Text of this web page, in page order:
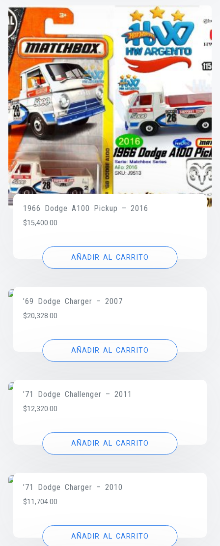
1966 Dodge A100 Pickup – 2016
$15,400.00
AÑADIR AL CARRITO
’69 Dodge Charger – 2007
$20,328.00
AÑADIR AL CARRITO
’71 Dodge Challenger – 2011
$12,320.00
AÑADIR AL CARRITO
’71 Dodge Charger – 2010
$11,704.00
AÑADIR AL CARRITO